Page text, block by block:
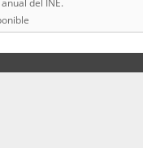
del INE.